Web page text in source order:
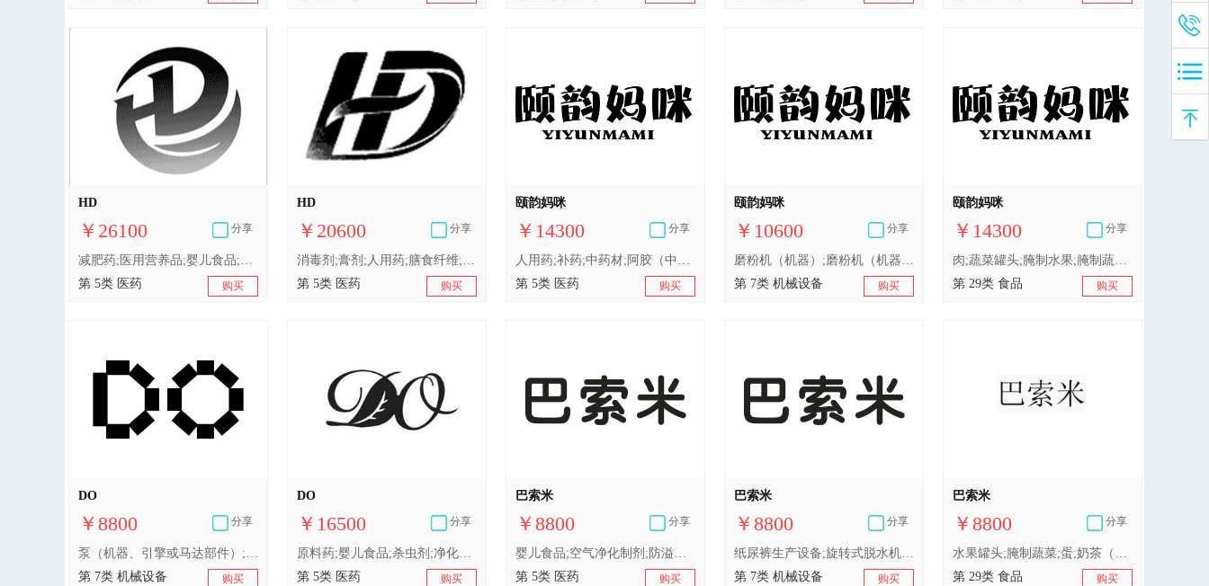
HD
￥26100 分享
减肥药;医用营养品;婴儿食品;净化剂;卫生巾;婴儿尿布;消毒剂;膏剂;人用药;膳食纤维
第 5类 医药
购买
HD
￥20600 分享
消毒剂;膏剂;人用药;膳食纤维;减肥药;医用营养品;婴儿食品;净化剂;卫生巾;婴儿尿布
第 5类 医药
购买
颐韵妈咪
￥14300 分享
人用药;补药;中药材;阿胶（中药材）;催产药;医用营养品;婴儿食品;卫生巾;含药婴儿油;婴儿尿布
第 5类 医药
购买
颐韵妈咪
￥10600 分享
磨粉机（机器）;磨粉机（机器）;制食品用电动机械;电动榨果汁机;电动榨果汁机;电动榨果汁机;搅拌机;搅拌机;搅拌机;缝纫机;洗碗机;厨房用电动机器;食品加工机（电动）;清洁用除尘装置;废弃食物处理机
第 7类 机械设备
购买
颐韵妈咪
￥14300 分享
肉;蔬菜罐头;腌制水果;腌制蔬菜;果冻;加工过的坚果;豆腐制品;奶制品;孕妇、哺乳期妇女食用奶粉;食用油
第 29类 食品
购买
DO
￥8800 分享
泵（机器、引擎或马达部件）;空气滤清器（引擎部件）;洗衣机;电动清洁机械和设备;工业机器人;厨房用电动机器;机器轴;电动刀;包装机;农业机械
第 7类 机械设备
购买
DO
￥16500 分享
原料药;婴儿食品;杀虫剂;净化剂;牙用光洁剂;医用营养品;婴儿奶粉;兽医用药;卫生巾;人用药
第 5类 医药
购买
巴索米
￥8800 分享
婴儿食品;空气净化制剂;防溢乳垫;消毒剂;婴儿尿裤;蚊香;消毒纸巾;人用药;婴儿奶粉;出牙剂
第 5类 医药
购买
巴索米
￥8800 分享
纸尿裤生产设备;旋转式脱水机（非加热）;电动制饮料机;纺织品用便携式旋转蒸汽熨压机;电动清洁机械和设备;制食品用电动机械;家用电动搅拌机;洗衣机;家用电动打蛋器;机器人（机械）
第 7类 机械设备
购买
巴索米
￥8800 分享
水果罐头;腌制蔬菜;蛋;奶茶（以奶为主）;加工过的坚果;果冻;干食用菌;豆腐制品;已调味的坚果
第 29类 食品
购买